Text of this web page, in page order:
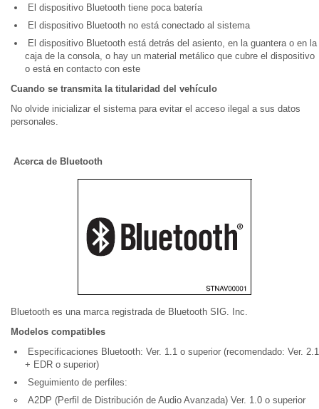
El dispositivo Bluetooth tiene poca batería
El dispositivo Bluetooth no está conectado al sistema
El dispositivo Bluetooth está detrás del asiento, en la guantera o en la
caja de la consola, o hay un material metálico que cubre el dispositivo
o está en contacto con este
Cuando se transmita la titularidad del vehículo
No olvide inicializar el sistema para evitar el acceso ilegal a sus datos
personales.
Acerca de Bluetooth
Bluetooth es una marca registrada de Bluetooth SIG. Inc.
Modelos compatibles
Especificaciones Bluetooth: Ver. 1.1 o superior (recomendado: Ver. 2.1
+ EDR o superior)
Seguimiento de perfiles:
A2DP (Perfil de Distribución de Audio Avanzada) Ver. 1.0 o superior